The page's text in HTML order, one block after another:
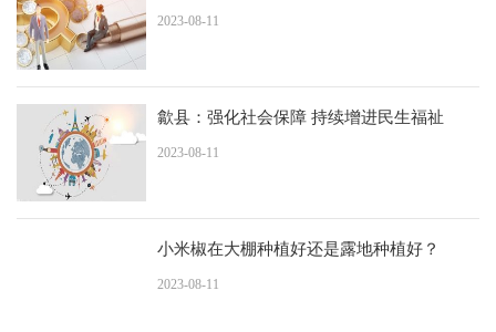
2023-08-11
歙县：强化社会保障 持续增进民生福祉
2023-08-11
小米椒在大棚种植好还是露地种植好？
2023-08-11